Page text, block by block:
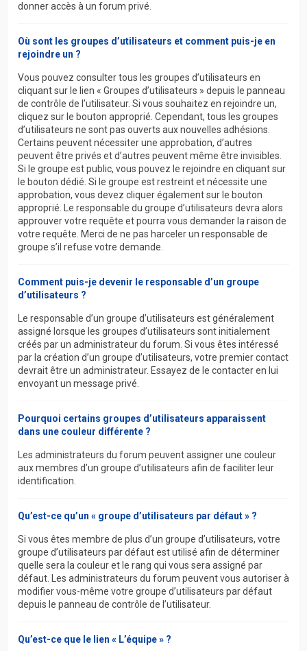
donner accès à un forum privé.
Où sont les groupes d’utilisateurs et comment puis-je en
rejoindre un ?
Vous pouvez consulter tous les groupes d’utilisateurs en
cliquant sur le lien « Groupes d’utilisateurs » depuis le panneau
de contrôle de l’utilisateur. Si vous souhaitez en rejoindre un,
cliquez sur le bouton approprié. Cependant, tous les groupes
d’utilisateurs ne sont pas ouverts aux nouvelles adhésions.
Certains peuvent nécessiter une approbation, d’autres
peuvent être privés et d’autres peuvent même être invisibles.
Si le groupe est public, vous pouvez le rejoindre en cliquant sur
le bouton dédié. Si le groupe est restreint et nécessite une
approbation, vous devez cliquer également sur le bouton
approprié. Le responsable du groupe d’utilisateurs devra alors
approuver votre requête et pourra vous demander la raison de
votre requête. Merci de ne pas harceler un responsable de
groupe s’il refuse votre demande.
Comment puis-je devenir le responsable d’un groupe
d’utilisateurs ?
Le responsable d’un groupe d’utilisateurs est généralement
assigné lorsque les groupes d’utilisateurs sont initialement
créés par un administrateur du forum. Si vous êtes intéressé
par la création d’un groupe d’utilisateurs, votre premier contact
devrait être un administrateur. Essayez de le contacter en lui
envoyant un message privé.
Pourquoi certains groupes d’utilisateurs apparaissent
dans une couleur différente ?
Les administrateurs du forum peuvent assigner une couleur
aux membres d’un groupe d’utilisateurs afin de faciliter leur
identification.
Qu’est-ce qu’un « groupe d’utilisateurs par défaut » ?
Si vous êtes membre de plus d’un groupe d’utilisateurs, votre
groupe d’utilisateurs par défaut est utilisé afin de déterminer
quelle sera la couleur et le rang qui vous sera assigné par
défaut. Les administrateurs du forum peuvent vous autoriser à
modifier vous-même votre groupe d’utilisateurs par défaut
depuis le panneau de contrôle de l’utilisateur.
Qu’est-ce que le lien « L’équipe » ?